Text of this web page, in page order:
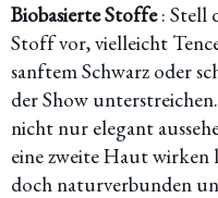
Biobasierte Stoffe: Stell
Stoff vor, vielleicht
sanftem Schwarz oder
der Show
nicht nur elegant
eine zweite Haut wirken
doch naturverbunden